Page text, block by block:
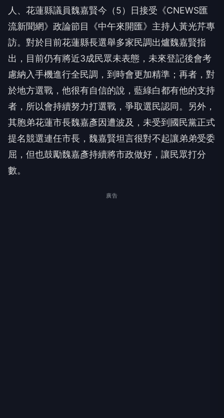
人、花蓮縣議員魏嘉賢今（5）日接受《CNEWS匯
流新聞網》政論節目《中午來開匯》主持人黃光芹專
訪。對於目前花蓮縣長選舉多家民調出爐魏嘉賢指
出，目前仍有將近3成民眾未表態，未來登記後會考
慮納入手機進行全民調，到時會更加精準；再者，對
於地方選戰，他很有自信的說，藍綠白都有他的支持
者，所以會持續努力打選戰，爭取選民認同。另外，
其胞弟花蓮市長魏嘉彥因遭波及，未受到國民黨正式
提名競選連任市長，魏嘉賢坦言很對不起讓弟弟受委
屈，但也鼓勵魏嘉彥持續將市政做好，讓民眾打分
數。
廣告